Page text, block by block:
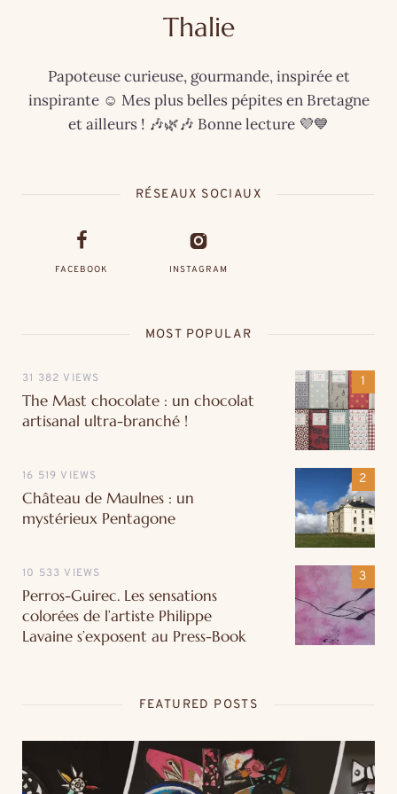
Thalie
Papoteuse curieuse, gourmande, inspirée et
inspirante ☺️ Mes plus belles pépites en Bretagne
et ailleurs ! 🎶🌿🎶 Bonne lecture 💜💙
RÉSEAUX SOCIAUX
FACEBOOK INSTAGRAM
MOST POPULAR
31 382 VIEWS
The Mast chocolate : un chocolat
artisanal ultra-branché !
16 519 VIEWS
Château de Maulnes : un
mystérieux Pentagone
10 533 VIEWS
Perros-Guirec. Les sensations
colorées de l’artiste Philippe
Lavaine s’exposent au Press-Book
FEATURED POSTS